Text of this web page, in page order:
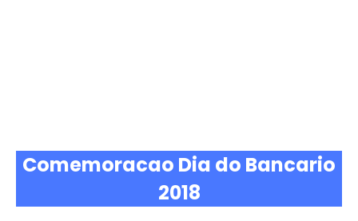
Comemoracao Dia do Bancario
2018